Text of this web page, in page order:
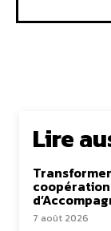
Lire
coopération
7 août 2026